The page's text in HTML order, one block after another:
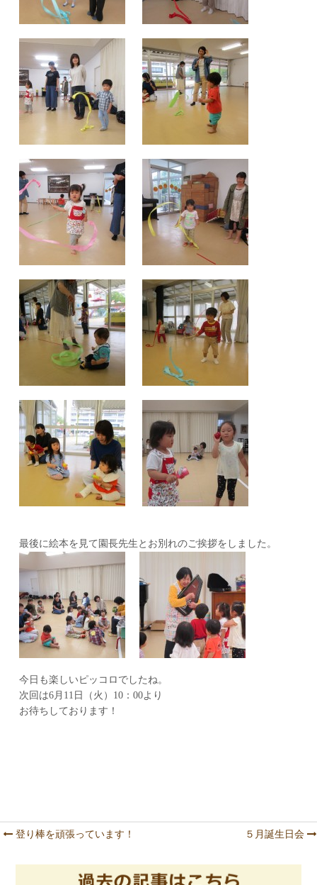
最後に絵本を見て園長先生とお別れのご挨拶をしました。
今日も楽しいピッコロでしたね。
次回は6月11日（火）10：00より
お待ちしております！
Post navigation
登り棒を頑張っています！ ５月誕生日会